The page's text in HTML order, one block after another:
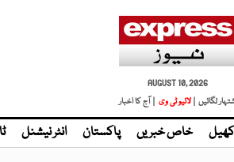
AUGUST 10, 2026
لگائیں | لائیو ٹی وی | آج کا اخبار
کھیل خاص خبریں پاکستان انٹر نیشنل